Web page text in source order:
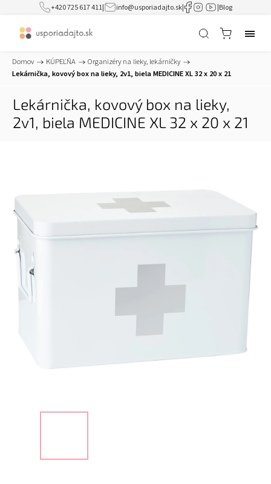
+420 725 617 411| info@usporiadajto.sk| |Blog
Domov / KÚPEĽŇA / Organizéry na lieky, lekárničky /
Lekárnička, kovový box na lieky, 2v1, biela MEDICINE XL 32 x 20 x 21
Lekárnička, kovový box na lieky,
2v1, biela MEDICINE XL 32 x 20 x 21